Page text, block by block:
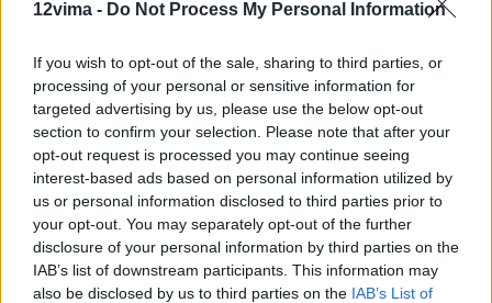
12vima - Do Not Process My Personal Information
If you wish to opt-out of the sale, sharing to third parties, or
processing of your personal or sensitive information for
targeted advertising by us, please use the below opt-out
section to confirm your selection. Please note that after your
opt-out request is processed you may continue seeing
interest-based ads based on personal information utilized by
us or personal information disclosed to third parties prior to
your opt-out. You may separately opt-out of the further
disclosure of your personal information by third parties on the
IAB’s list of downstream participants. This information may
also be disclosed by us to third parties on the IAB’s List of